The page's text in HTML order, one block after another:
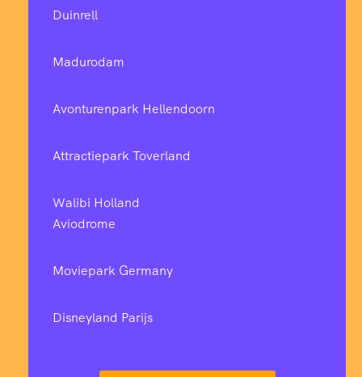
Duinrell
Madurodam
Avonturenpark Hellendoorn
Attractiepark Toverland
Walibi Holland
Aviodrome
Moviepark Germany
Disneyland Parijs